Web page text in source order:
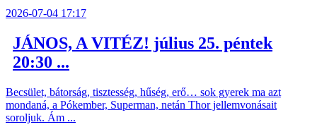
2026-07-04 17:17
JÁNOS, A VITÉZ! július 25. péntek
20:30 ...
Becsület, bátorság, tisztesség, hűség, erő… sok gyerek ma azt
mondaná, a Pókember, Superman, netán Thor jellemvonásait
soroljuk. Ám ...